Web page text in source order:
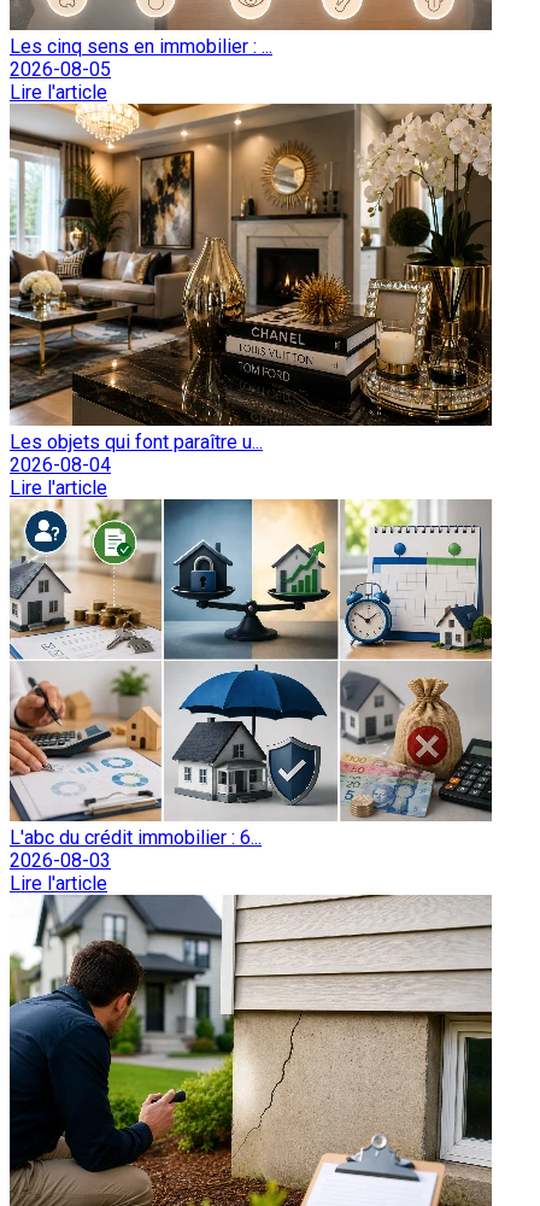
Les cinq sens en immobilier : ...
2026-08-05
Lire l'article
Les objets qui font paraître u...
2026-08-04
Lire l'article
L'abc du crédit immobilier : 6...
2026-08-03
Lire l'article